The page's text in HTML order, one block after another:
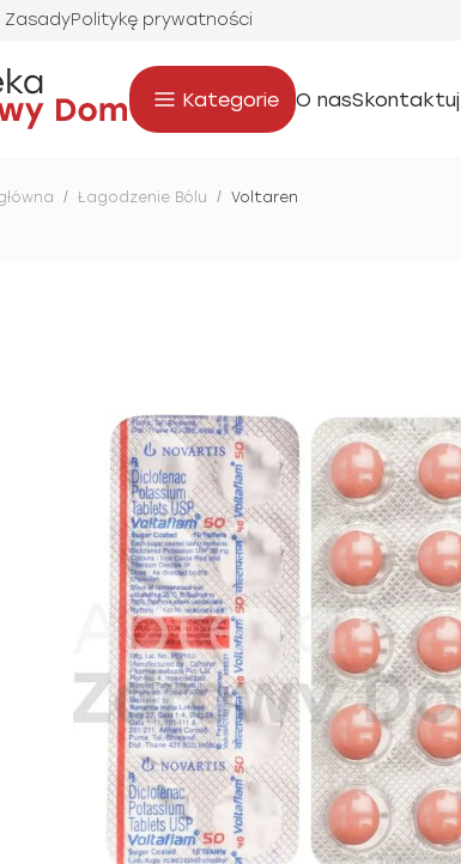
ZasadyPolitykę prywatności
Kategorie O nasSkontaktuj
/ Łagodzenie Bólu / Voltaren